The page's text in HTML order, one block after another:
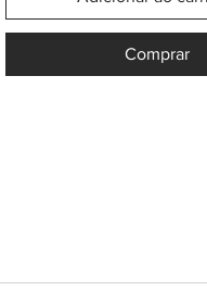
chama de "Apliqué
da alta costura. Cada
menos 30x40cm de
nas vestimentas das
Comprar